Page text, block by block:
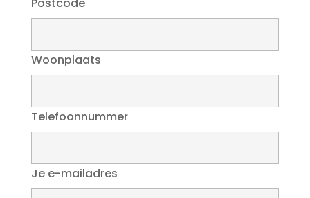
Woonplaats
Telefoonnummer
Je e-mailadres